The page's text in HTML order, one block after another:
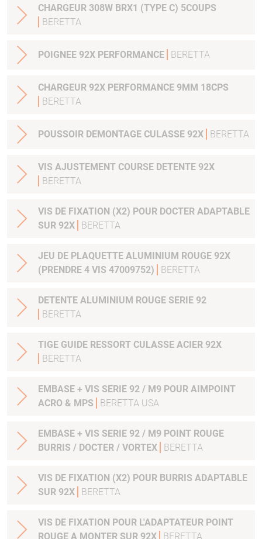
CHARGEUR 308W BRX1 (TYPE C) 5COUPS
BERETTA
POIGNEE 92X PERFORMANCE BERETTA
CHARGEUR 92X PERFORMANCE 9MM 18CPS
BERETTA
POUSSOIR DEMONTAGE CULASSE 92X BERETTA
VIS AJUSTEMENT COURSE DETENTE 92X
BERETTA
VIS DE FIXATION (X2) POUR DOCTER ADAPTABLE
SUR 92X
BERETTA
JEU DE PLAQUETTE ALUMINIUM ROUGE 92X
(PRENDRE 4 VIS 47009752)
BERETTA
DETENTE ALUMINIUM ROUGE SERIE 92
BERETTA
TIGE GUIDE RESSORT CULASSE ACIER 92X
BERETTA
EMBASE + VIS SERIE 92 / M9 POUR AIMPOINT
ACRO & MPS
BERETTA USA
EMBASE + VIS SERIE 92 / M9 POINT ROUGE
BURRIS / DOCTER / VORTEX
BERETTA
VIS DE FIXATION (X2) POUR BURRIS ADAPTABLE
SUR 92X
BERETTA
VIS DE FIXATION POUR L'ADAPTATEUR POINT
ROUGE A MONTER SUR 92X
BERETTA